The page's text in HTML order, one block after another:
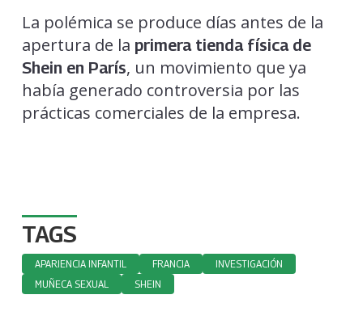
La polémica se produce días antes de la
apertura de la primera tienda física de
Shein en París, un movimiento que ya
había generado controversia por las
prácticas comerciales de la empresa.
TAGS
APARIENCIA INFANTIL FRANCIA
INVESTIGACIÓN
MUÑECA SEXUAL
SHEIN